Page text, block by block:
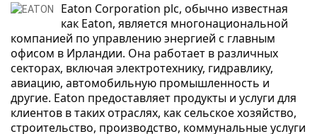
Eaton Corporation plc, обычно известная
как Eaton, является многонациональной
компанией по управлению энергией с главным
офисом в Ирландии. Она работает в различных
секторах, включая электротехнику, гидравлику,
авиацию, автомобильную промышленность и
другие. Eaton предоставляет продукты и услуги для
клиентов в таких отраслях, как сельское хозяйство,
строительство, производство, коммунальные услуги